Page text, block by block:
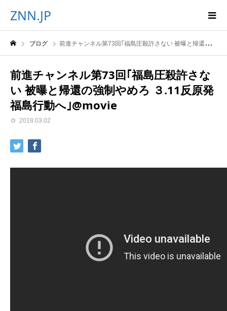
ZNN.JP
ブログ 前進チャンネル第73回｢福島圧殺許さない 被曝と帰還の強制やめろ ３.11反原発福島行動へ｣@movie
前進チャンネル第73回｢福島圧殺許さな
い 被曝と帰還の強制やめろ ３.11反原発
福島行動へ｣@movie
2018.03.02